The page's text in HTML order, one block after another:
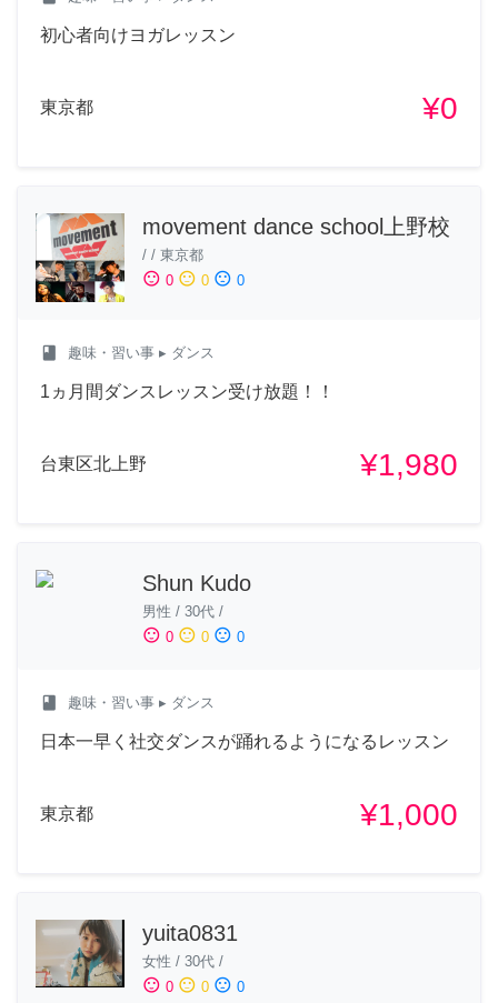
初心者向けヨガレッスン
東京都 ¥0
movement dance school上野校
/ / 東京都
sentiment_satisfied 0 sentiment_neutral 0 sentiment_dissatisfied 0
class 趣味・習い事 ▸ ダンス
1ヵ月間ダンスレッスン受け放題！！
台東区北上野 ¥1,980
Shun Kudo
男性 / 30代 /
sentiment_satisfied 0 sentiment_neutral 0 sentiment_dissatisfied 0
class 趣味・習い事 ▸ ダンス
日本一早く社交ダンスが踊れるようになるレッスン
東京都 ¥1,000
yuita0831
女性 / 30代 /
sentiment_satisfied 0 sentiment_neutral 0 sentiment_dissatisfied 0